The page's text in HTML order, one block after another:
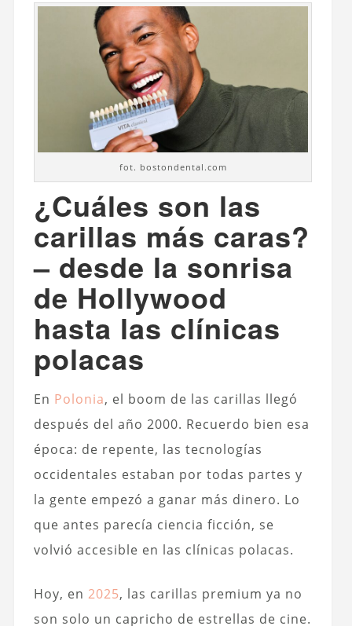
fot. bostondental.com
¿Cuáles son las
carillas más caras?
– desde la sonrisa
de Hollywood
hasta las clínicas
polacas
En Polonia, el boom de las carillas llegó
después del año 2000. Recuerdo bien esa
época: de repente, las tecnologías
occidentales estaban por todas partes y
la gente empezó a ganar más dinero. Lo
que antes parecía ciencia ficción, se
volvió accesible en las clínicas polacas.
Hoy, en 2025, las carillas premium ya no
son solo un capricho de estrellas de cine.